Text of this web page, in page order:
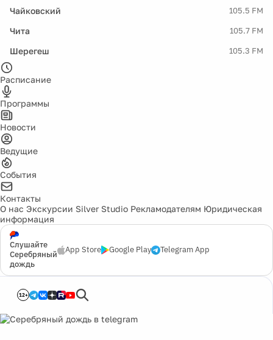
Чайковский 105.5 FM
Чита 105.7 FM
Шерегеш 105.3 FM
Расписание
Программы
Новости
Ведущие
События
Контакты
О нас Экскурсии Silver Studio Рекламодателям Юридическая
информация
Слушайте
Серебряный
дождь
App Store Google Play Telegram App
12+